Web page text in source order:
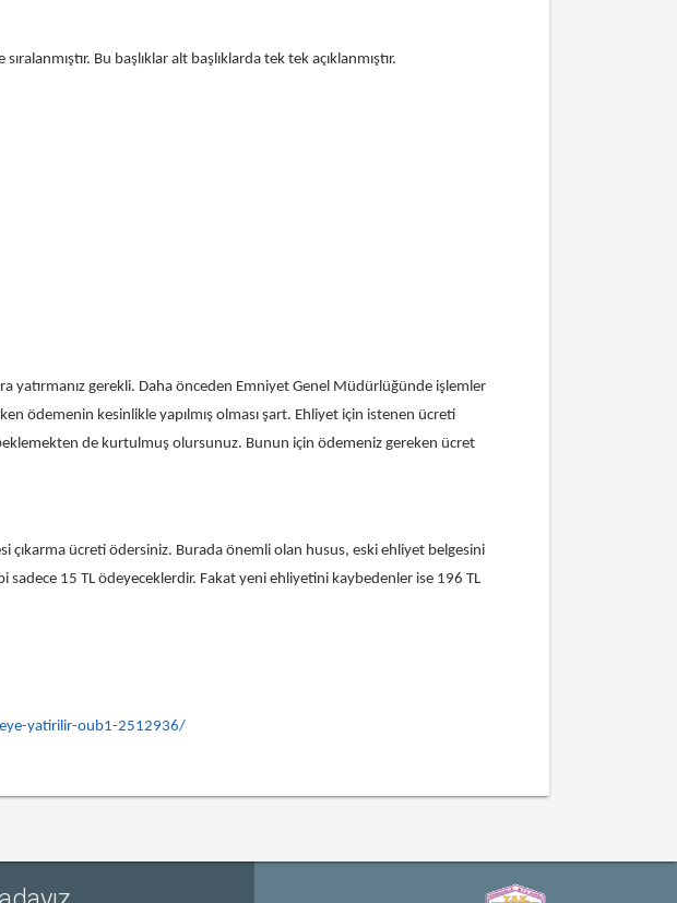
Bu başlıklar alt başlıklarda tek tek açıklanmıştır.
yatırmanız gerekli. Daha önceden Emniyet Genel Müdürlüğünde işlemler
ödemenin kesinlikle yapılmış olması şart. Ehliyet için istenen ücreti
de kurtulmuş olursunuz. Bunun için ödemeniz gereken ücret
çıkarma ücreti ödersiniz. Burada önemli olan husus, eski ehliyet belgesini
15 TL ödeyeceklerdir. Fakat yeni ehliyetini kaybedenler ise 196 TL
yatirilir-oub1-2512936/